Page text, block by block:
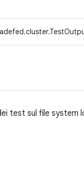
test sul file system